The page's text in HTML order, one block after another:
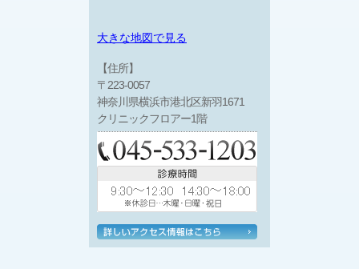
大きな地図で見る
【住所】
〒223-0057
神奈川県横浜市港北区新羽1671
クリニックフロアー1階